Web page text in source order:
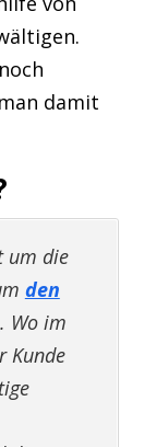
damit
um die
den
. Wo im
Kunde